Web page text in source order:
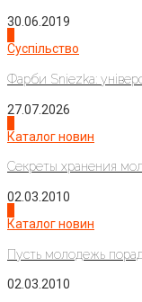
30.06.2019
Суспільство
Фарби Sniezka:
27.07.2026
Каталог новин
Секреты хранения
02.03.2010
Каталог новин
Пусть молодежь
02.03.2010